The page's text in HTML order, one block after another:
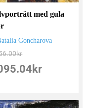
med gula
Goncharova
kr
kr